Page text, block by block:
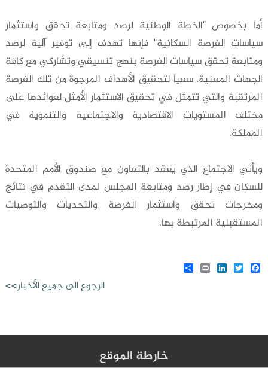
أما بخصوص "الخطة الوطنية لرصد ومتابعة تحقق واستثمار
سياسات الفرصة السكانية" فإنها تهدف إلى توفير آلية لرصد
ومتابعة تحقق سياسات الفرصة بنهج تنسيقي وتشاركي مع كافة
الجهات المعنية، سعياً لتحقيق الأهداف المرجوة من تلك الفرصة
المرتقبة والتي تتمثل في تحقيق الاستثمار الأمثل لعوائدها على
مختلف المستويات الاقتصادية والاجتماعية والتنموية في
المملكة.
ويأتي الاجتماع الذي يعقد بالتعاون مع صندوق الأمم المتحدة
للسكان في إطار رصد ومتابعة المجلس لمدى التقدم في نتائج
ومخرجات تحقق واستثمار الفرصة والتحديات والتوصيات
المستقبلية المرتبطة بها.
Facebook
Twitter
LinkedIn
Print
الرجوع الى جميع الأخبار>>
خارطة الموقع